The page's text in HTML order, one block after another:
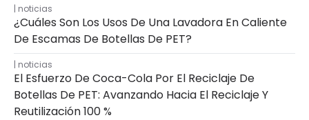
noticias
¿Cuáles Son Los Usos De Una Lavadora En Caliente
De Escamas De Botellas De PET?
noticias
El Esfuerzo De Coca-Cola Por El Reciclaje De
Botellas De PET: Avanzando Hacia El Reciclaje Y
Reutilización 100 %